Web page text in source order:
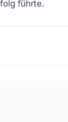
führte.